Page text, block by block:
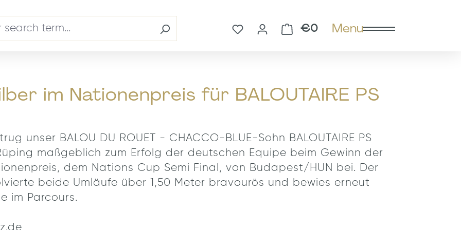
Menu
You have 0 wishlist items
€0 Shopping cart contains
im Nationenpreis für BALOUTAIRE PS
unser BALOU DU ROUET - CHACCO-BLUE-Sohn BALOUTAIRE PS
maßgeblich zum Erfolg der deutschen Equipe beim Gewinn der
dem Nations Cup Semi Final, von Budapest/HUN bei. Der
beide Umläufe über 1,50 Meter bravourös und bewies erneut
im Parcours.